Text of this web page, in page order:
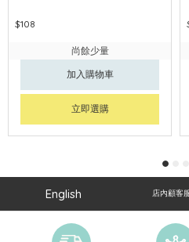
$108
尚餘少量
加入購物車
立即選購
English 店內顧客